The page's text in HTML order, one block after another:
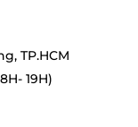
TP.HCM
19H)